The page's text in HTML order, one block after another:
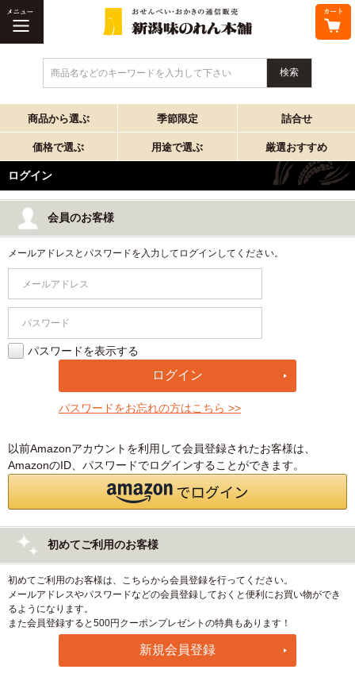
商品名などのキーワードを入力して下さい
商品から選ぶ 季節限定 詰合せ
価格で選ぶ 用途で選ぶ 厳選おすすめ
ログイン
会員のお客様
メールアドレスとパスワードを入力してログインしてください。
パスワードを表示する
パスワードをお忘れの方はこちら >>
以前Amazonアカウントを利用して会員登録されたお客様は、
AmazonのID、パスワードでログインすることができます。
初めてご利用のお客様
初めてご利用のお客様は、こちらから会員登録を行ってください。
メールアドレスやパスワードなどの会員登録しておくと便利にお買い物ができ
るようになります。
また会員登録すると500円クーポンプレゼントの特典もあります！